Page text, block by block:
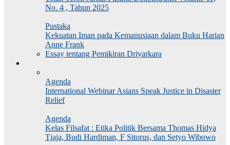
No. 4 , Tahun 2025
Pustaka
Kekuatan Iman pada Kemanusiaan dalam Buku Harian
Anne Frank
Essay tentang Pemikiran Driyarkara
Agenda
International Webinar Asians Speak Justice in Disaster
Relief
Agenda
Kelas Filsafat : Etika Politik Bersama Thomas Hidya
Tjaja, Budi Hardiman, F Sitorus, dan Setyo Wibowo